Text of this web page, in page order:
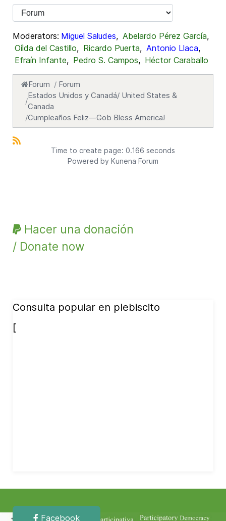
Moderators: Miguel Saludes, Abelardo Pérez García,
Oílda del Castillo, Ricardo Puerta, Antonio Llaca,
Efraín Infante, Pedro S. Campos, Héctor Caraballo
Forum
Forum
Estados Unidos y Canadá/ United States &
Canada
Cumpleaños Feliz—Gob Bless America!
Time to create page: 0.166 seconds
Powered by Kunena Forum
Hacer una donación
/ Donate now
Consulta popular en plebiscito
[
Facebook